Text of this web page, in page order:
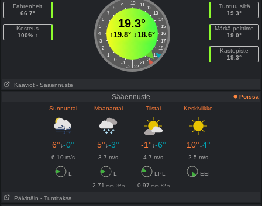
Fahrenheit
66.7°
Kosteus
100% ↑
10
9 11
8
12
7
13
6
14
5
15
4
16
3
17
2
18
1
19
0
20
-1 21
|
-2 22
19.3°
↑19.8°↓18.6°
Tuntuu siltä
19.3°
Märkä polttimo
19.0°
Kastepiste
19.3°
Kaaviot - Sääennuste
Sääennuste
Poissa
Sunnuntai
Maanantai Tiistai Keskiviikko
6°↓-0° 5°↓-3° -1°↓-6° 10°↓4°
6-10 m/s 3-7 m/s 4-7 m/s 2-5 m/s
L L LPL
EEI
-
2.71 mm 35% 0.97 mm 52%
-
Päivittäin - Tuntitaksa